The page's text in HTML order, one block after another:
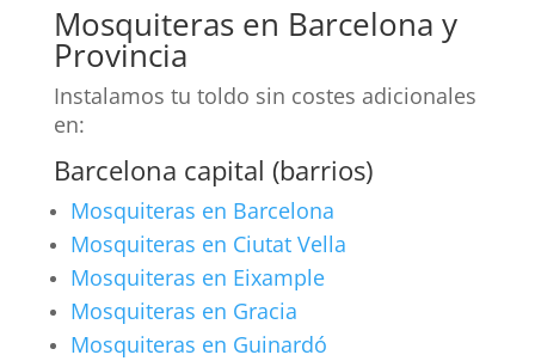
Mosquiteras en Barcelona y
Provincia
Instalamos tu toldo sin costes adicionales
en:
Barcelona capital (barrios)
Mosquiteras en Barcelona
Mosquiteras en Ciutat Vella
Mosquiteras en Eixample
Mosquiteras en Gracia
Mosquiteras en Guinardó